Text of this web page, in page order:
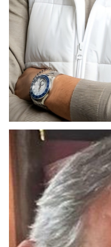
Gustavo Tavares
Diretor vice-presidente